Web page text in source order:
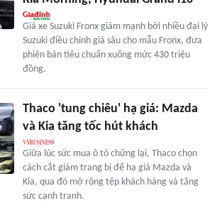
Giá xe Suzuki Fronx giảm mạnh bởi nhiều đại lý
Suzuki điều chỉnh giá sâu cho mẫu Fronx, đưa
phiên bản tiêu chuẩn xuống mức 430 triệu
đồng.
Thaco 'tung chiêu' hạ giá: Mazda
và Kia tăng tốc hút khách
Giữa lúc sức mua ô tô chững lại, Thaco chọn
cách cắt giảm trang bị để hạ giá Mazda và
Kia, qua đó mở rộng tệp khách hàng và tăng
sức cạnh tranh.